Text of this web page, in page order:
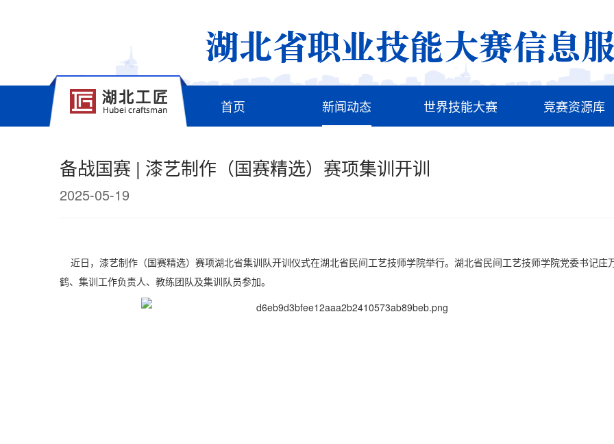
首页 新闻动态 世界技能大赛 竞赛资源库
备战国赛 | 漆艺制作（国赛精选）赛项集训开训
2025-05-19
近日，漆艺制作 （国赛精选）赛项湖北省集训队开训仪式在湖北省民间工艺技师学院举行。湖北省民间工艺技师学院党委书记庄
鹤、集训工作负责人、教练团队及集训队员参加。